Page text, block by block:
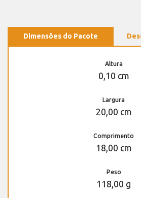
Dimensões do Pacote
Altura
0,10 cm
Largura
20,00 cm
Comprimento
18,00 cm
Peso
118,00 g